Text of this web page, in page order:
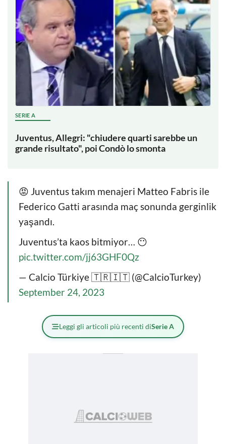
SERIE A
Juventus, Allegri: "chiudere quarti sarebbe un
grande risultato", poi Condò lo smonta
😡 Juventus takım menajeri Matteo Fabris ile
Federico Gatti arasında maç sonunda gerginlik
yaşandı.
Juventus’ta kaos bitmiyor… 😶
pic.twitter.com/jj63GHF0Qz
— Calcio Türkiye 🇹🇷🇮🇹 (@CalcioTurkey)
September 24, 2023
Leggi gli articoli più recenti diSerie A